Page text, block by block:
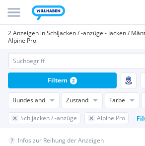
2 Anzeigen in Schijacken / -anzüge - Jacken /
Alpine Pro
Bundesland Zustand Farbe
Schijacken / -anzüge Alpine Pro
Filtern 2
Infos zur Reihung der Anzeigen